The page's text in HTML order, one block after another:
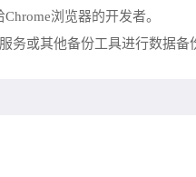
浏览器的开发者。
务或其他备份工具进行数据备